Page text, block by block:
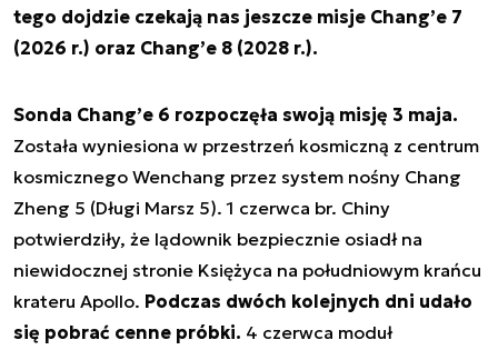
tego dojdzie czekają nas jeszcze misje Chang’e 7
(2026 r.) oraz Chang’e 8 (2028 r.).
Sonda Chang’e 6 rozpoczęła swoją misję 3 maja.
Została wyniesiona w przestrzeń kosmiczną z centrum
kosmicznego Wenchang przez system nośny Chang
Zheng 5 (Długi Marsz 5). 1 czerwca br. Chiny
potwierdziły, że lądownik bezpiecznie osiadł na
niewidocznej stronie Księżyca na południowym krańcu
krateru Apollo. Podczas dwóch kolejnych dni udało
się pobrać cenne próbki. 4 czerwca moduł